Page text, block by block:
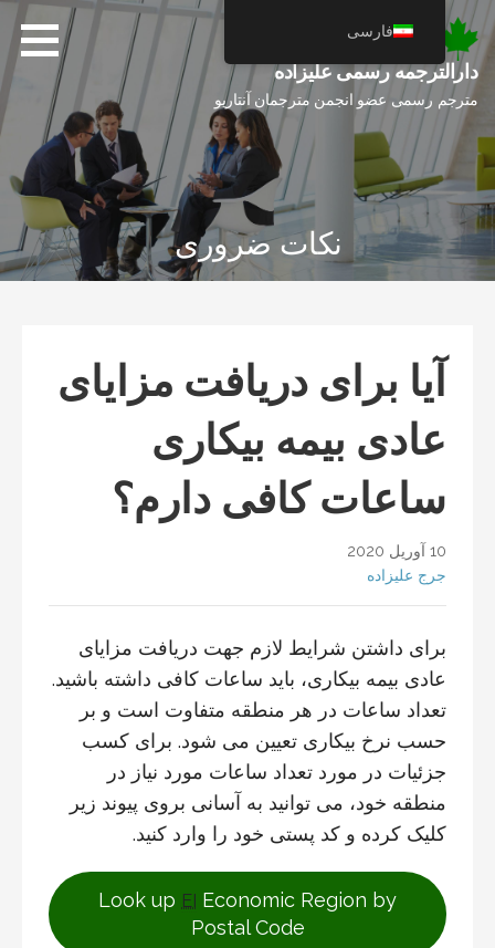
رفتن
به
محتوادارالترجمه رسمی علیزاده
مترجم رسمی عضو انجمن مترجمان آنتاریو
نکات ضروری
آیا برای دریافت مزایای
عادی بیمه بیکاری
ساعات کافی دارم؟
10 آوریل 2020
جرج علیزاده
برای داشتن شرایط لازم جهت دریافت مزایای
عادی بیمه بیکاری، باید ساعات کافی داشته باشید.
تعداد ساعات در هر منطقه متفاوت است و بر
حسب نرخ بیکاری تعیین می شود. برای کسب
جزئیات در مورد تعداد ساعات مورد نیاز در
منطقه خود، می توانید به آسانی بروی پیوند زیر
کلیک کرده و کد پستی خود را وارد کنید.
Look up EI Economic Region by
Postal Code
فارسی